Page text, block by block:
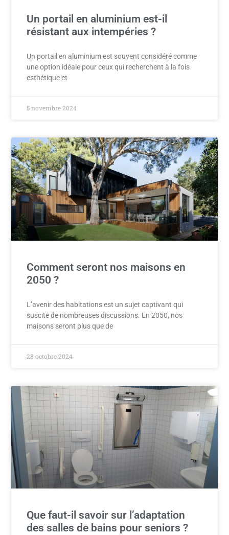
Un portail en aluminium est-il
résistant aux intempéries ?
Un portail en aluminium est souvent considéré comme
une option idéale pour ceux qui recherchent à la fois
esthétique et
5 novembre 2024
Comment seront nos maisons en
2050 ?
L’avenir des habitations est un sujet captivant qui
suscite de nombreuses discussions. En 2050, nos
maisons seront plus que de
28 octobre 2024
Que faut-il savoir sur l’adaptation
des salles de bains pour seniors ?